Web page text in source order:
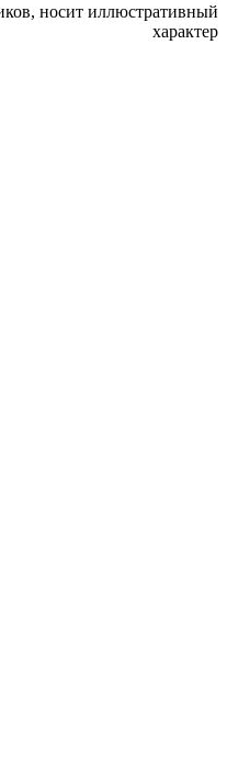
носит иллюстративный
характер